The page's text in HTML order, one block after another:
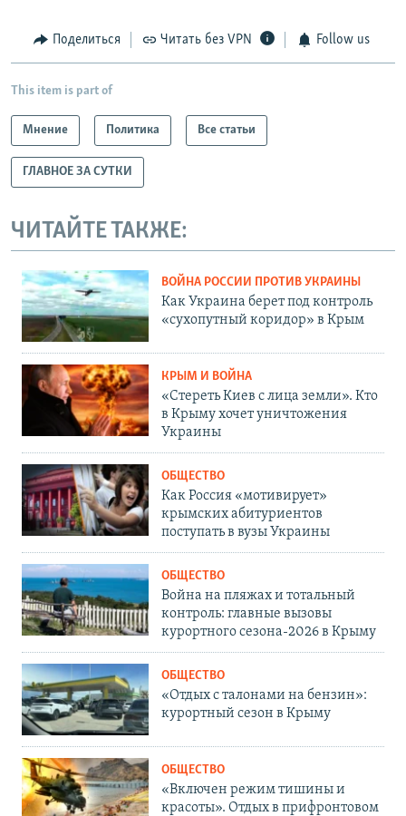
Поделиться Читать без VPN Follow us
This item is part of
Мнение Политика Все статьи
ГЛАВНОЕ ЗА СУТКИ
ЧИТАЙТЕ ТАКЖЕ:
ВОЙНА РОССИИ ПРОТИВ УКРАИНЫ
Как Украина берет под контроль
«сухопутный коридор» в Крым
КРЫМ И ВОЙНА
«Стереть Киев с лица земли». Кто
в Крыму хочет уничтожения
Украины
ОБЩЕСТВО
Как Россия «мотивирует»
крымских абитуриентов
поступать в вузы Украины
ОБЩЕСТВО
Война на пляжах и тотальный
контроль: главные вызовы
курортного сезона-2026 в Крыму
ОБЩЕСТВО
«Отдых с талонами на бензин»:
курортный сезон в Крыму
ОБЩЕСТВО
«Включен режим тишины и
красоты». Отдых в прифронтовом